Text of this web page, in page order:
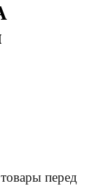
перед